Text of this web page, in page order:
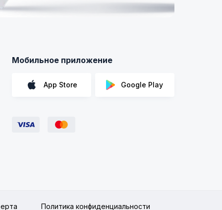
Мобильное приложение
App Store Google Play
Политика конфиденциальности